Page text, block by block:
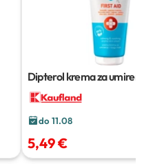
Dipterol krema za
do 11.08
5,49 €